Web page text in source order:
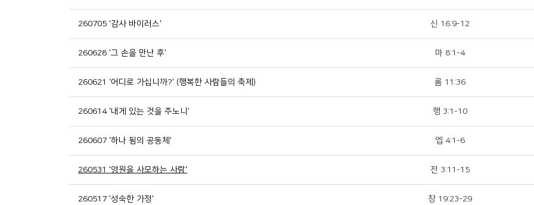
260705 '감사 바이러스' 신 16:9-12
260628 '그 손을 만난 후' 마 8:1-4
260621 '어디로 가십니까?' (행복한 사람들의 축제) 롬 11:36
260614 '내게 있는 것을 주노니' 행 3:1-10
260607 '하나 됨의 공동체' 엡 4:1-6
260531 '영원을 사모하는 사람' 전 3:11-15
260517 '성숙한 가정' 창 19:23-29